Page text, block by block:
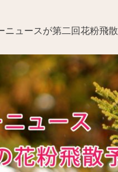
ュースが第二回花粉飛